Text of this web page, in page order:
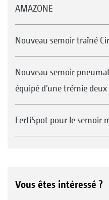
AMAZONE
Nouveau semoir traîné
Nouveau semoir
équipé d’une trémie
FertiSpot pour le semoir
Vous êtes intéressé ?